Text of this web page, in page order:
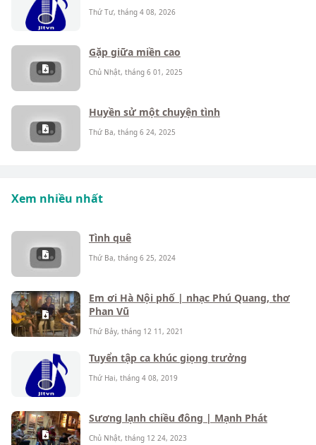
Thứ Tư, tháng 4 08, 2026
Gặp giữa miền cao
Chủ Nhật, tháng 6 01, 2025
Huyền sử một chuyện tình
Thứ Ba, tháng 6 24, 2025
Xem nhiều nhất
Tình quê
Thứ Ba, tháng 6 25, 2024
Em ơi Hà Nội phố | nhạc Phú Quang, thơ
Phan Vũ
Thứ Bảy, tháng 12 11, 2021
Tuyển tập ca khúc giọng trưởng
Thứ Hai, tháng 4 08, 2019
Sương lạnh chiều đông | Mạnh Phát
Chủ Nhật, tháng 12 24, 2023